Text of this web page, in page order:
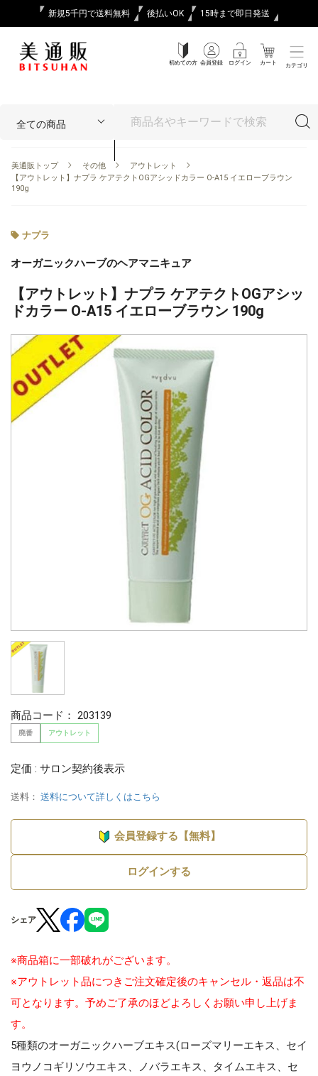
新規5千円で送料無料 後払いOK 15時まで即日発送
初めての方 会員登録 ログイン カート カテゴリ
美通販トップ その他
アウトレット
【アウトレット】ナプラ ケアテクトOGアシッドカラー O-A15 イエローブラウン
190g
ナプラ
オーガニックハーブのヘアマニキュア
【アウトレット】ナプラ ケアテクトOGアシッ
ドカラー O-A15 イエローブラウン 190g
商品コード： 203139
廃番 アウトレット
定価 : サロン契約後表示
送料： 送料について詳しくはこちら
会員登録する【無料】
ログインする
シェア
※商品箱に一部破れがございます。
※アウトレット品につきご注文確定後のキャンセル・返品は不
可となります。予めご了承のほどよろしくお願い申し上げま
す。
5種類のオーガニックハーブエキス(ローズマリーエキス、セイ
ヨウノコギリソウエキス、ノバラエキス、タイムエキス、セ